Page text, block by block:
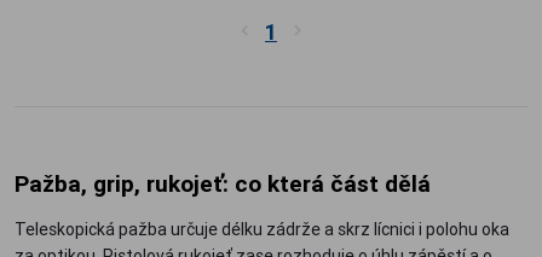
1
Pažba, grip, rukojeť: co která část dělá
Teleskopická pažba určuje délku zádrže a skrz lícnici i polohu oka